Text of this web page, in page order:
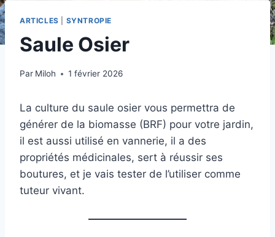
ARTICLES SYNTROPIE
Saule Osier
Par Miloh 1 février 2026
La culture du saule osier vous permettra de
générer de la biomasse (BRF) pour votre jardin,
il est aussi utilisé en vannerie, il a des
propriétés médicinales, sert à réussir ses
boutures, et je vais tester de l’utiliser comme
tuteur vivant.